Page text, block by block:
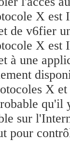
X est
de v6fier
X est
à une
X
qu'il
sur
pour